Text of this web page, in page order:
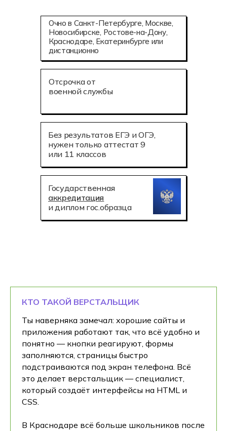
Государственная
аккредитация
и диплом гос.образца
Отсрочка от
военной службы
Без результатов ЕГЭ и ОГЭ,
нужен только аттестат 9
или 11 классов
Очно в Санкт-Петербурге, Москве,
Новосибирске, Ростове-на-Дону,
Краснодаре, Екатеринбурге или
дистанционно
КТО ТАКОЙ ВЕРСТАЛЬЩИК
Ты наверняка замечал: хорошие сайты и
приложения работают так, что всё удобно и
понятно — кнопки реагируют, формы
заполняются, страницы быстро
подстраиваются под экран телефона. Всё
это делает верстальщик — специалист,
который создаёт интерфейсы на HTML и
CSS.
В Краснодаре всё больше школьников после